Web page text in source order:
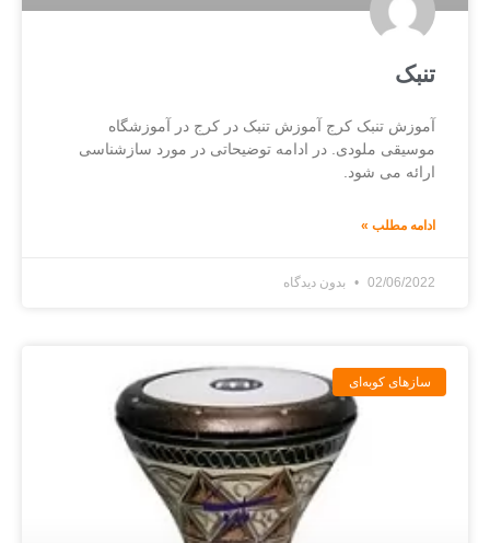
تنبک
آموزش تنبک کرج آموزش تنبک در کرج در آموزشگاه
موسیقی ملودی. در ادامه توضیحاتی در مورد سازشناسی
ارائه می شود.
ادامه مطلب »
02/06/2022 بدون دیدگاه
سازهای کوبه‌ای